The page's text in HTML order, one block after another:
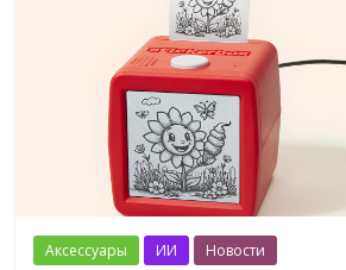
Аксессуары ИИ Новости